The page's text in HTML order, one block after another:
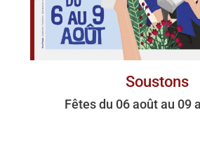
Soustons
Fêtes du 06 août au 09